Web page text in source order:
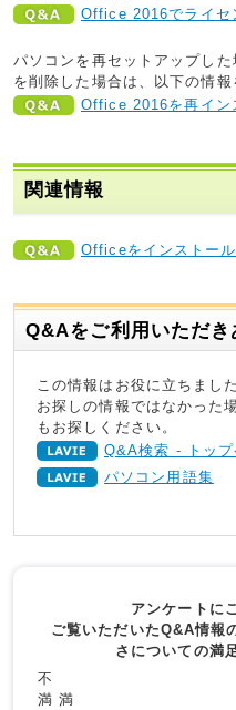
Office 2016でライセ
パソコンを再セットアップし
を削除した場合は、以下の情報
Office 2016を再イン
関連情報
Officeをインストー
Q&Aをご利用いただ
この情報はお役に立ちまし
お探しの情報ではなかった
もお探しください。
Q&A検索 - トップ
パソコン用語集
アンケートに
ご覧いただいたQ&A情報
さについての満
不
満 満